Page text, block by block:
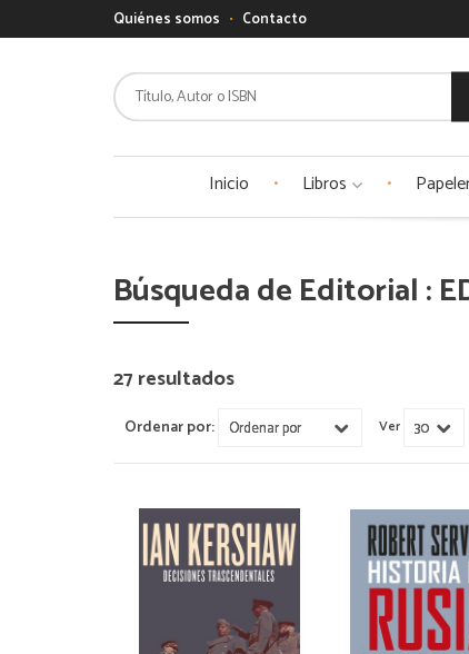
Quiénes somos Contacto
Inicio Libros
Búsqueda de Editorial :
27 resultados
Ordenar por: Ver